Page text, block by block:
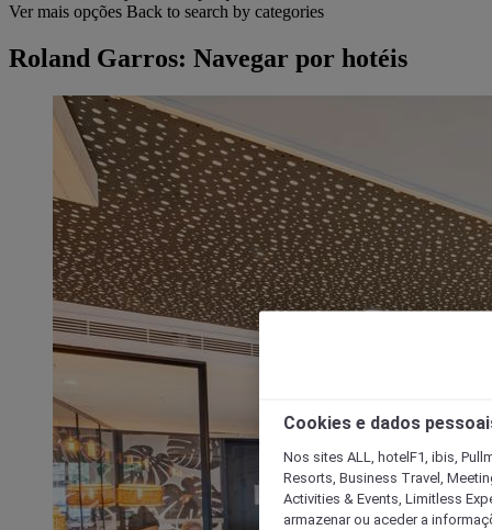
Ver mais opções Back to search by categories
Roland Garros: Navegar por hotéis
Cookies e dados
Nos sites ALL, hotelF1, ibis,
Resorts, Business Travel,
Activities & Events, Limitless
armazenar ou aceder a